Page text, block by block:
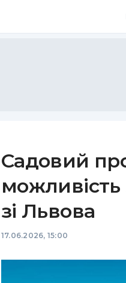
Садовий
можливість
зі Львова
17.06.2026, 15:00